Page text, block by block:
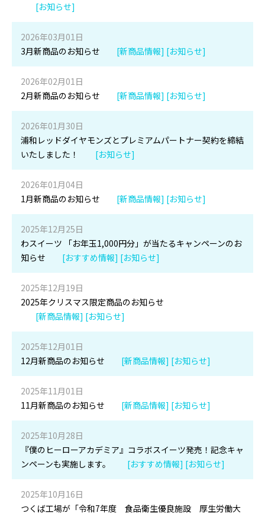
[お知らせ]
2026年03月01日
3月新商品のお知らせ
[新商品情報] [お知らせ]
2026年02月01日
2月新商品のお知らせ
[新商品情報] [お知らせ]
2026年01月30日
浦和レッドダイヤモンズとプレミアムパートナー契約を締結
いたしました！
[お知らせ]
2026年01月04日
1月新商品のお知らせ
[新商品情報] [お知らせ]
2025年12月25日
わスイーツ 「お年玉1,000円分」が当たるキャンペーンのお
知らせ
[おすすめ情報] [お知らせ]
2025年12月19日
2025年クリスマス限定商品のお知らせ
[新商品情報] [お知らせ]
2025年12月01日
12月新商品のお知らせ
[新商品情報] [お知らせ]
2025年11月01日
11月新商品のお知らせ
[新商品情報] [お知らせ]
2025年10月28日
『僕のヒーローアカデミア』コラボスイーツ発売！記念キャ
ンペーンも実施します。
[おすすめ情報] [お知らせ]
2025年10月16日
つくば工場が「令和7年度 食品衛生優良施設 厚生労働大